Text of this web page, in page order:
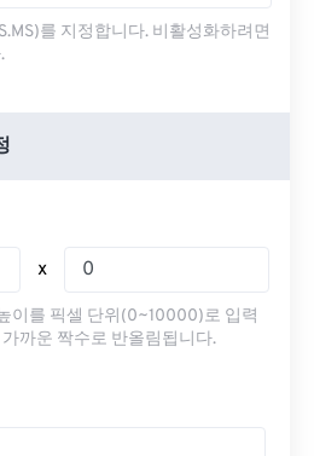
를 지정합니다. 비활성화하려면
x
이를 픽셀 단위(0~10000)로 입력
까운 짝수로 반올림됩니다.